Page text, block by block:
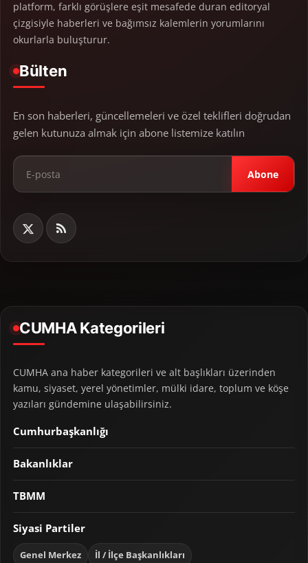
platform, farklı görüşlere eşit mesafede duran editoryal
çizgisiyle haberleri ve bağımsız kalemlerin yorumlarını
okurlarla buluşturur.
Bülten
En son haberleri, güncellemeleri ve özel teklifleri doğrudan
gelen kutunuza almak için abone listemize katılın
Abone
CUMHA Kategorileri
CUMHA ana haber kategorileri ve alt başlıkları üzerinden
kamu, siyaset, yerel yönetimler, mülki idare, toplum ve köşe
yazıları gündemine ulaşabilirsiniz.
Cumhurbaşkanlığı
Bakanlıklar
TBMM
Siyasi Partiler
Genel Merkez İl / İlçe Başkanlıkları